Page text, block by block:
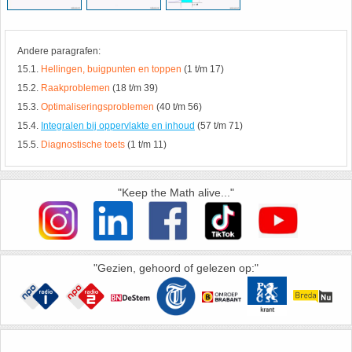
Andere paragrafen:
15.1. Hellingen, buigpunten en toppen (1 t/m 17)
15.2. Raakproblemen (18 t/m 39)
15.3. Optimaliseringsproblemen (40 t/m 56)
15.4. Integralen bij oppervlakte en inhoud (57 t/m 71)
15.5. Diagnostische toets (1 t/m 11)
"Keep the Math alive..."
"Gezien, gehoord of gelezen op:"
berekeningen
VWO
(Nog geen toetsen)
19. Omtrek cirkel
22. Oppervlakte driehoek
23. Oppervlakte kegel
24. Oppervlakte parallellogram